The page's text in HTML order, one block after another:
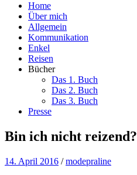
Home
Über mich
Allgemein
Kommunikation
Enkel
Reisen
Bücher
Das 1. Buch
Das 2. Buch
Das 3. Buch
Presse
Bin ich nicht reizend?
14. April 2016 /modepraline